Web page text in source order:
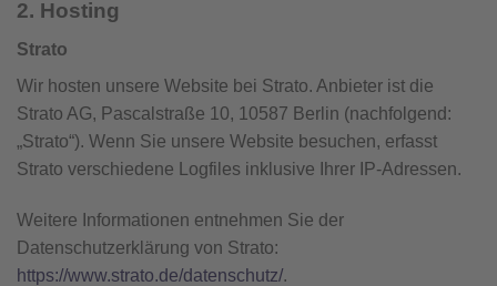
2. Hosting
Strato
Wir hosten unsere Website bei Strato. Anbieter ist die
Strato AG, Pascalstraße 10, 10587 Berlin (nachfolgend:
„Strato“). Wenn Sie unsere Website besuchen, erfasst
Strato verschiedene Logfiles inklusive Ihrer IP-Adressen.
Weitere Informationen entnehmen Sie der
Datenschutzerklärung von Strato:
https://www.strato.de/datenschutz/.